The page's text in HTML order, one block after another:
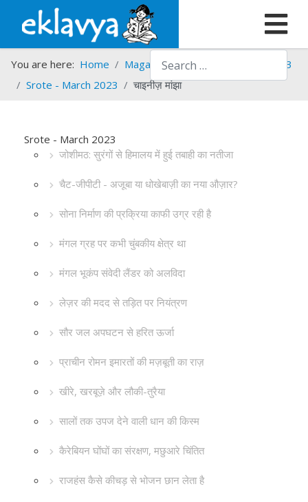
Search
You are here: Home Magazines Srote
Srote - 2023
Srote - March 2023
चाइनीज़ मांझा
Srote - March 2023
जोशीमठ: सुरंगों से हिमालय में हुई तबाही का नतीजा
चैट-जीपीटी - अजूबा या धोखेबाज़ी का नया औज़ार?
सोना निर्माण की प्रक्रिया काफी उग्र रही है
मंगल ग्रह पर कभी चुंबकीय क्षेत्र था
मंगल भूकंप संवेदी लैंडर को अलविदा
लेज़र की मदद से तड़ित पर नियंत्रण
सौर जल अपघटन से हरित ऊर्जा
प्राचीन रोमन इमारतों की मज़बूती का राज़
खीरे, खरबूज़े और लौकी-तुरैया
सालों तक उपज देने वाली धान की किस्म
कैरेबियन घोंघों का संरक्षण, मछुआरे चिंतित
राजहंस कैसे कीचड़ से भोजन छान लेता है